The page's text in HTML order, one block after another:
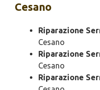
Cesano
Riparazione
Cesano
Riparazione
Cesano
Riparazione